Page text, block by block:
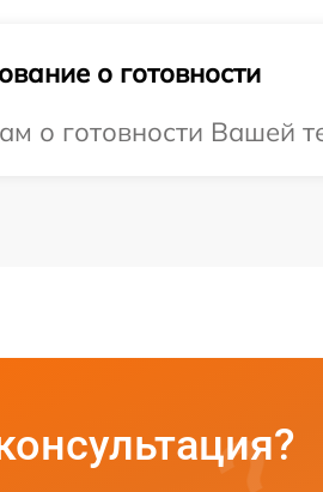
о готовности
о готовности Вашей